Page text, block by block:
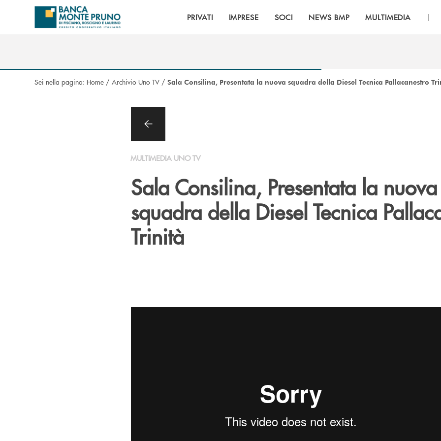
Salta al contenuto principale
PRIVATI IMPRESE SOCI NEWS BMP MULTIMEDIA |
Sei nella pagina: Home / Archivio Uno TV / Sala Consilina, Presentata la nuova squadra della Diesel Tecnica Pallacanestro
MULTIMEDIA UNO TV
Sala Consilina, Presentata la nuova
squadra della Diesel Tecnica
Trinità